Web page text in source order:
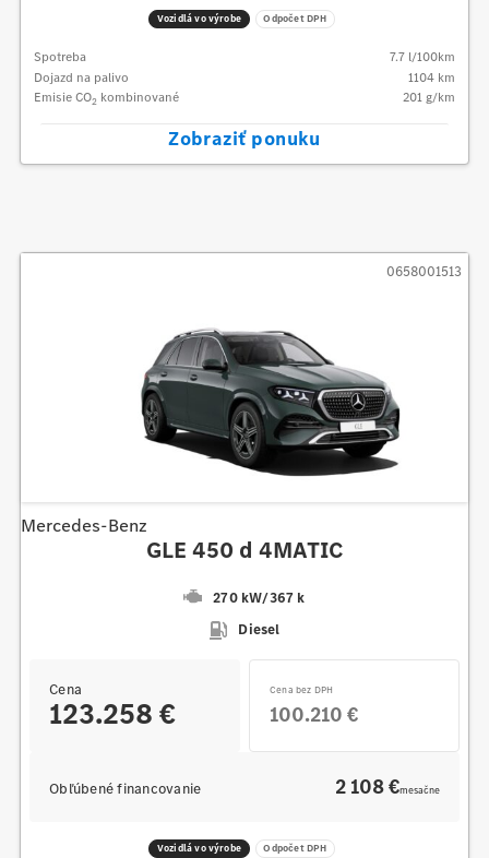
Vozidlá vo výrobe Odpočet DPH
Spotreba 7.7 l/100km
Dojazd na palivo
1104 km
Emisie CO2 kombinované 201g/km
Zobraziť ponuku
Mercedes-Benz
GLE 450 d 4MATIC
270 kW/367 k
Diesel
0658001513
Cena
123.258 €
Cena bez DPH
100.210 €
Obľúbené financovanie 2 108 €mesačne
Vozidlá vo výrobe Odpočet DPH